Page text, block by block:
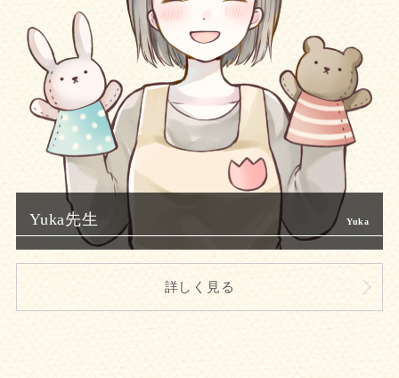
Yuka先生
詳しく見る